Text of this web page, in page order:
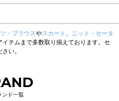
・ブラウスやスカート 、 ニット・セータ
テムまで多数取り揃えております。セ
い。
ンド一覧